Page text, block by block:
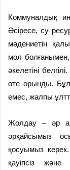
Коммуналдық
Әсіресе, су
мәдениетін
мол
әкелетіні
өте орынды.
емес, жалпы
Жолдау – әр
әрқайсымыз
қосуымыз
қауіпсіз және